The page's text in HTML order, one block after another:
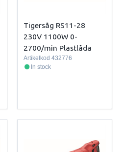
Tigersåg RS11-28
230V 1100W 0-
2700/min Plastlåda
Artikelkod 432776
In stock